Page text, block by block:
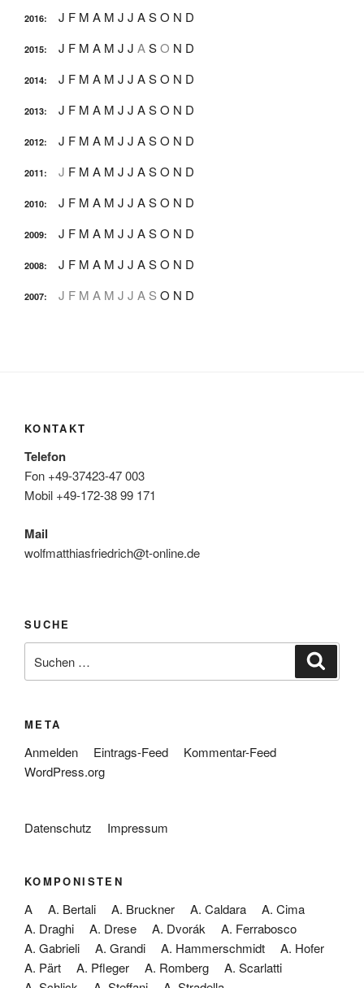
2016: J F M A M J J ASO N D
2015: J F M A M J J ASO N D
2014: J F M A M J J ASO N D
2013: J F M A M J J ASO N D
2012: J F M A M J J ASO N D
2011: J F M A M J J ASO N D
2010: J F M A M J J ASO N D
2009: J F M A M J J ASO N D
2008: J F M A M J J ASO N D
2007: J F M A M J J A S O N D
KONTAKT
Telefon
Fon +49-37423-47 003
Mobil +49-172-38 99 171
Mail
wolfmatthiasfriedrich@t-online.de
SUCHE
nach:
META
Anmelden Eintrags-Feed
Kommentar-Feed
WordPress.org
Datenschutz Impressum
KOMPONISTEN
A A. Bertali A. Bruckner A. Caldara
A. Cima
A. Draghi
A. Drese A. Dvorák
A. Ferrabosco
A. Gabrieli
A. Grandi A. Hammerschmidt
A. Hofer
A. Pärt
A. Pfleger A. Romberg
A. Scarlatti